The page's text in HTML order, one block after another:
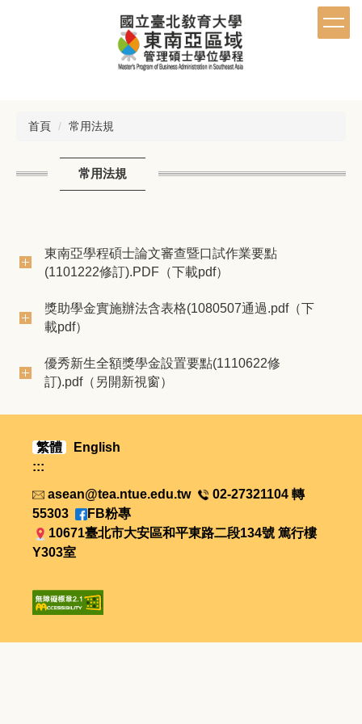
首頁
常用法規
常用法規
東南亞學程碩士論文審查暨口試作業要點
(1101222修訂).PDF（下載pdf）
獎助學金實施辦法含表格(1080507通過.pdf（下
載pdf）
優秀新生全額獎學金設置要點(1110622修
訂).pdf（另開新視窗）
繁體
English
:::
asean@tea.ntue.edu.tw
02-27321104 轉
55303
FB粉專
10671臺北市大安區和平東路二段134號 篤行樓
Y303室